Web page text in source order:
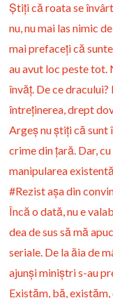
Știți că roata se
nu, nu mai las nimic
mai prefaceți că
au avut loc peste tot.
învăț. De ce
întreținerea, drept
Argeș nu știți că
crime din țară. Dar,
manipularea
#Rezistașa din
Încă o dată, nu e
dea de sus să mă
seriale. De la ăia de
ajunși miniștri s-au
Existăm, bă,